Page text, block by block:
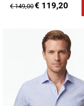
€ 149,00€ 119,20